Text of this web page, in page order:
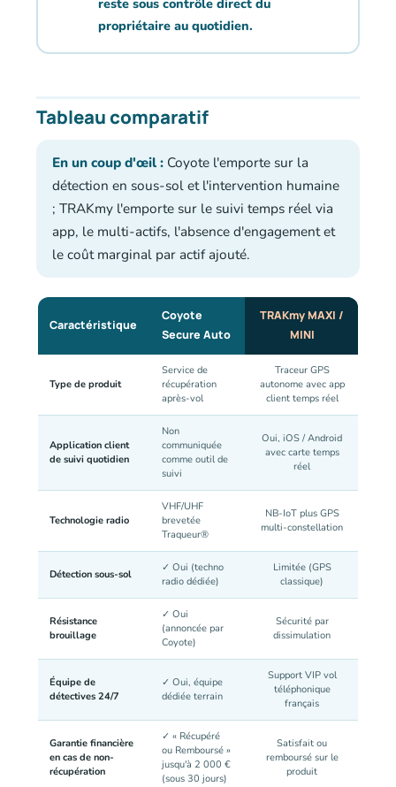
propriétaire au quotidien.
Tableau comparatif
En un coup d'œil : Coyote l'emporte sur la
détection en sous-sol et l'intervention humaine
; TRAKmy l'emporte sur le suivi temps réel via
app, le multi-actifs, l'absence d'engagement et
le coût marginal par actif ajouté.
Caractéristique
Coyote
Secure Auto
TRAKmy MAXI /
MINI
Type de produit
Service de
récupération
après-vol
Traceur GPS
autonome avec app
client temps réel
Application client
de suivi quotidien
Non
communiquée
comme outil de
suivi
Oui, iOS / Android
avec carte temps
réel
Technologie radio
VHF/UHF
brevetée
Traqueur®
NB-IoT plus GPS
multi-constellation
Détection sous-sol
✓ Oui (techno
radio dédiée)
Limitée (GPS
classique)
Résistance
brouillage
✓ Oui
(annoncée par
Coyote)
Sécurité par
dissimulation
Équipe de
détectives 24/7
✓ Oui, équipe
dédiée terrain
Support VIP vol
téléphonique
français
Garantie financière
en cas de non-
récupération
✓ « Récupéré
ou Remboursé »
jusqu'à 2 000 €
(sous 30 jours)
Satisfait ou
remboursé sur le
produit